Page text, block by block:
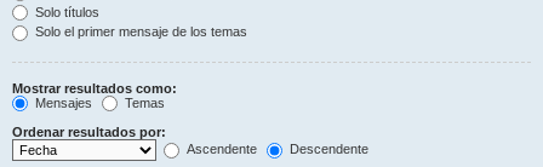
Solo títulos
Solo el primer mensaje de los temas
Mostrar resultados como:
Mensajes
Temas
Ordenar resultados por:
Ascendente
Descendente